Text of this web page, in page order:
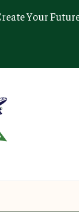
Your